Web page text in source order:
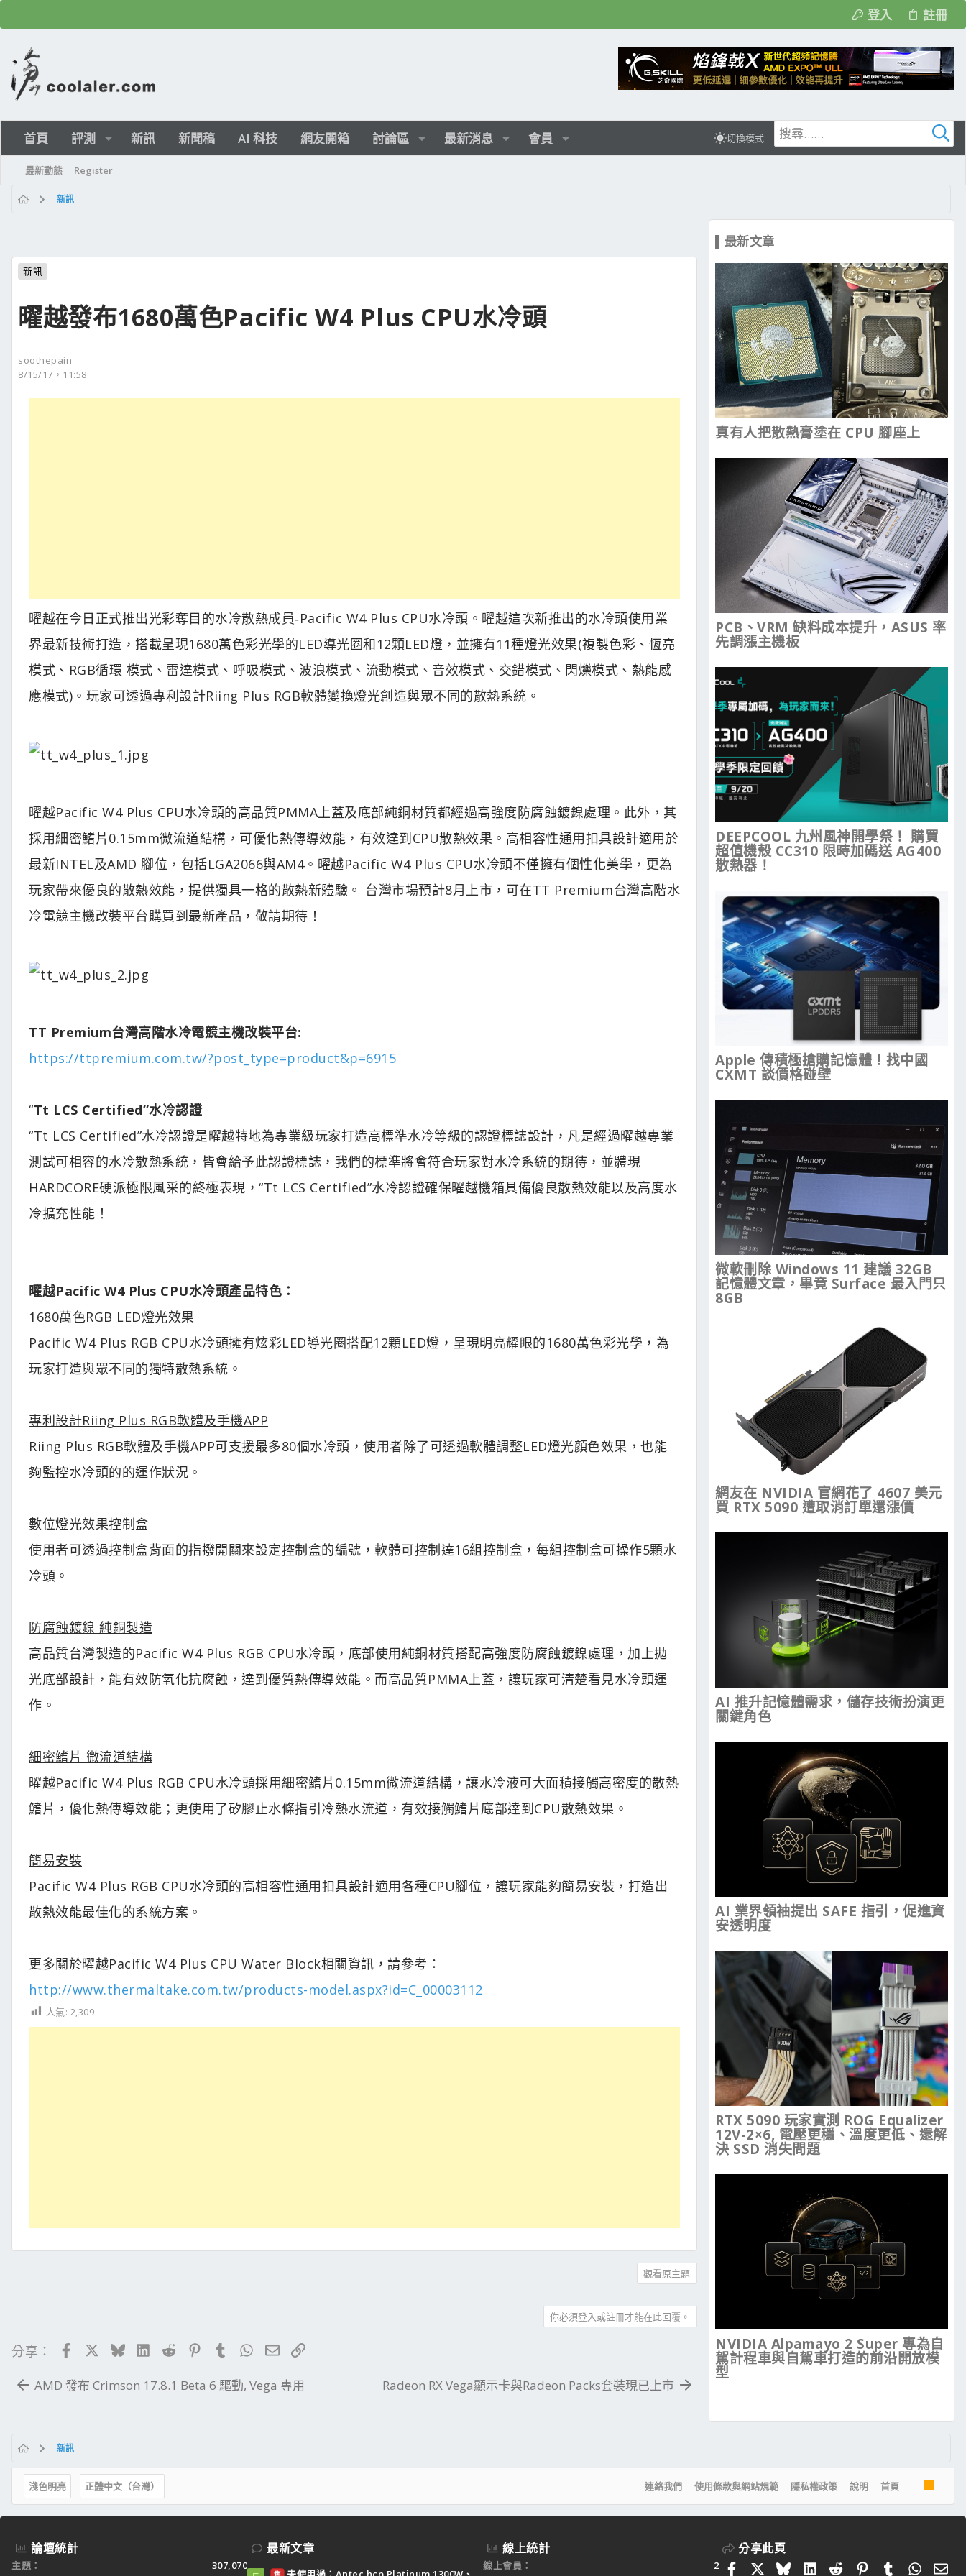
登入 註冊
首頁 評測 新訊 新聞稿 AI 科技 網友開箱 討論區 最新消息 會員 切換模式
最新動態 Register
新訊
新訊
曜越發布1680萬色Pacific W4 Plus CPU水冷頭
soothepain
8/15/17，11:58
曜越在今日正式推出光彩奪目的水冷散熱成員‐Pacific W4 Plus CPU水冷頭。曜越這次新推出的水冷頭使用業
界最新技術打造，搭載呈現1680萬色彩光學的LED導光圈和12顆LED燈，並擁有11種燈光效果(複製色彩、恆亮
模式、RGB循環 模式、雷達模式、呼吸模式、波浪模式、流動模式、音效模式、交錯模式、閃爍模式、熱能感
應模式)。玩家可透過專利設計Riing Plus RGB軟體變換燈光創造與眾不同的散熱系統。
曜越Pacific W4 Plus CPU水冷頭的高品質PMMA上蓋及底部純銅材質都經過高強度防腐蝕鍍鎳處理。此外，其
採用細密鰭片0.15mm微流道結構，可優化熱傳導效能，有效達到CPU散熱效果。高相容性通用扣具設計適用於
最新INTEL及AMD 腳位，包括LGA2066與AM4。曜越Pacific W4 Plus CPU水冷頭不僅擁有個性化美學，更為
玩家帶來優良的散熱效能，提供獨具一格的散熱新體驗。 台灣市場預計8月上市，可在TT Premium台灣高階水
冷電競主機改裝平台購買到最新產品，敬請期待！
TT Premium台灣高階水冷電競主機改裝平台:
https://ttpremium.com.tw/?post_type=product&p=6915
“Tt LCS Certified”水冷認證
“Tt LCS Certified”水冷認證是曜越特地為專業級玩家打造高標準水冷等級的認證標誌設計，凡是經過曜越專業
測試可相容的水冷散熱系統，皆會給予此認證標誌，我們的標準將會符合玩家對水冷系統的期待，並體現
HARDCORE硬派極限風采的終極表現，“Tt LCS Certified”水冷認證確保曜越機箱具備優良散熱效能以及高度水
冷擴充性能！
曜越Pacific W4 Plus CPU水冷頭產品特色：
1680萬色RGB LED燈光效果
Pacific W4 Plus RGB CPU水冷頭擁有炫彩LED導光圈搭配12顆LED燈，呈現明亮耀眼的1680萬色彩光學，為
玩家打造與眾不同的獨特散熱系統。
專利設計Riing Plus RGB軟體及手機APP
Riing Plus RGB軟體及手機APP可支援最多80個水冷頭，使用者除了可透過軟體調整LED燈光顏色效果，也能
夠監控水冷頭的的運作狀況。
數位燈光效果控制盒
使用者可透過控制盒背面的指撥開關來設定控制盒的編號，軟體可控制達16組控制盒，每組控制盒可操作5顆水
冷頭。
防腐蝕鍍鎳 純銅製造
高品質台灣製造的Pacific W4 Plus RGB CPU水冷頭，底部使用純銅材質搭配高強度防腐蝕鍍鎳處理，加上拋
光底部設計，能有效防氧化抗腐蝕，達到優質熱傳導效能。而高品質PMMA上蓋，讓玩家可清楚看見水冷頭運
作。
細密鰭片 微流道結構
曜越Pacific W4 Plus RGB CPU水冷頭採用細密鰭片0.15mm微流道結構，讓水冷液可大面積接觸高密度的散熱
鰭片，優化熱傳導效能；更使用了矽膠止水條指引冷熱水流道，有效接觸鰭片底部達到CPU散熱效果。
簡易安裝
Pacific W4 Plus RGB CPU水冷頭的高相容性通用扣具設計適用各種CPU腳位，讓玩家能夠簡易安裝，打造出
散熱效能最佳化的系統方案。
更多關於曜越Pacific W4 Plus CPU Water Block相關資訊，請參考：
http://www.thermaltake.com.tw/products-model.aspx?id=C_00003112
人氣: 2,309
觀看原主題
你必須登入或註冊才能在此回覆。
分享： FacebookBlueskyLinkedIn
RedditPinterestTumblrWhatsApp
電子郵件
連結
AMD 發布 Crimson 17.8.1 Beta 6 驅動, Vega 專用 Radeon RX Vega顯示卡與Radeon Packs套裝現已上市
▌最新文章
真有人把散熱膏塗在 CPU 腳座上
PCB、VRM 缺料成本提升，ASUS 率
先調漲主機板
DEEPCOOL 九州風神開學祭！ 購買
超值機殼 CC310 限時加碼送 AG400
散熱器！
Apple 傳積極搶購記憶體！找中國
CXMT 談價格碰壁
微軟刪除 Windows 11 建議 32GB
記憶體文章，畢竟 Surface 最入門只
8GB
網友在 NVIDIA 官網花了 4607 美元
買 RTX 5090 遭取消訂單還漲價
AI 推升記憶體需求，儲存技術扮演更
關鍵角色
AI 業界領袖提出 SAFE 指引，促進資
安透明度
RTX 5090 玩家實測 ROG Equalizer
12V-2×6, 電壓更穩、溫度更低、還解
決 SSD 消失問題
NVIDIA Alpamayo 2 Super 專為自
駕計程車與自駕車打造的前沿開放模
型
新訊
淺色明亮 正體中文（台灣） 連絡我們 使用條款與網站規範 隱私權政策 說明 首頁
S
論壇統計
主題
307,070
最新文章 線上統計
線上會員
2
分享此頁
FacebookBlueskyLinkedIn
RedditPinterestTumblr 電